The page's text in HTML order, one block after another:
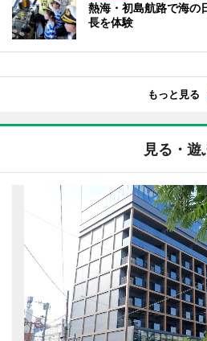
熱海・初島航路で海
長を体験
もっと見る
見る・遊